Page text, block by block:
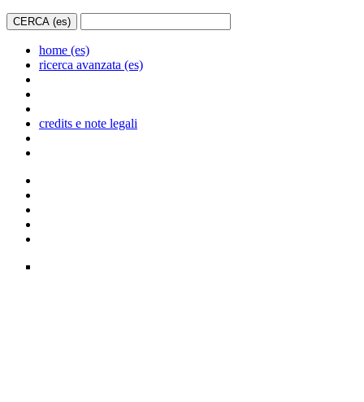
home (es)
ricerca avanzata (es)
credits e note legali